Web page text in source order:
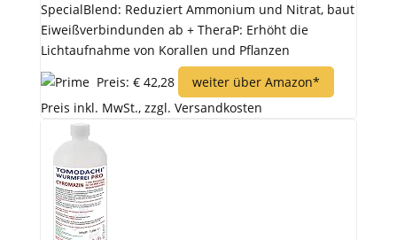
SpecialBlend: Reduziert Ammonium und Nitrat, baut
Eiweißverbindunden ab + TheraP: Erhöht die
Lichtaufnahme von Korallen und Pflanzen
Preis: € 42,28
weiter über Amazon*
Preis inkl. MwSt., zzgl. Versandkosten